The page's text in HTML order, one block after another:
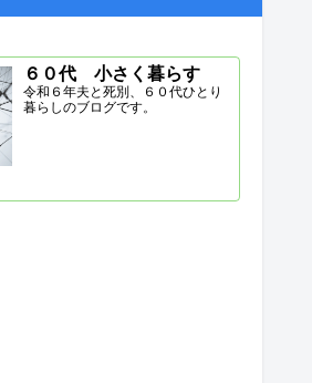
６０代 小さく暮らす
令和６年夫と死別、６０代ひとり
暮らしのブログです。